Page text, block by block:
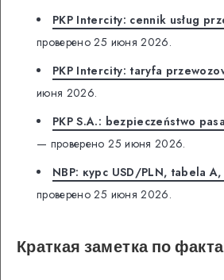
PKP Intercity: cennik usług
проверено 25 июня 2026.
PKP Intercity: taryfa
июня 2026.
PKP S.A.: bezpieczeństwo
— проверено 25 июня 2026.
NBP: курс USD/PLN, tabela
проверено 25 июня 2026.
Краткая заметка по